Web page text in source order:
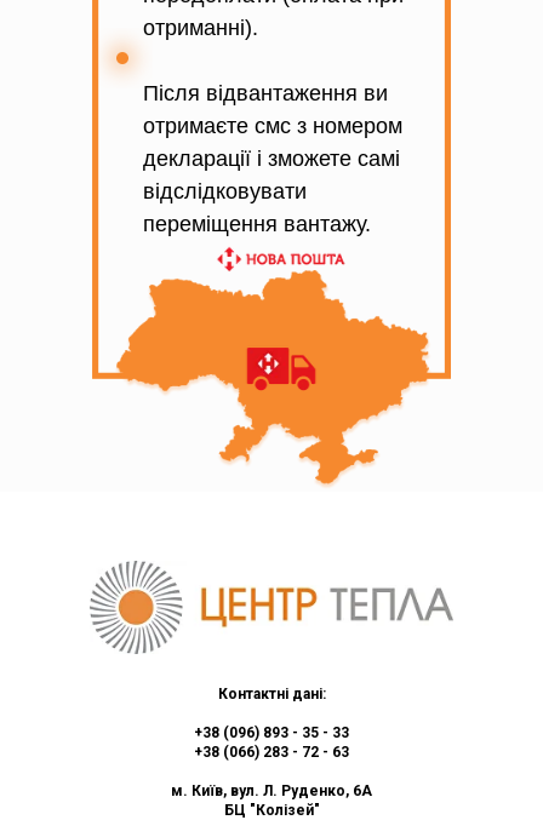
отриманні).
Після відвантаження ви
отримаєте смс з номером
декларації і зможете самі
відслідковувати
переміщення вантажу.
Контактні дані:
+38 (096) 893 - 35 - 33
+38 (066) 283 - 72 - 63
м. Київ, вул. Л. Руденко, 6А
БЦ "Колізей"